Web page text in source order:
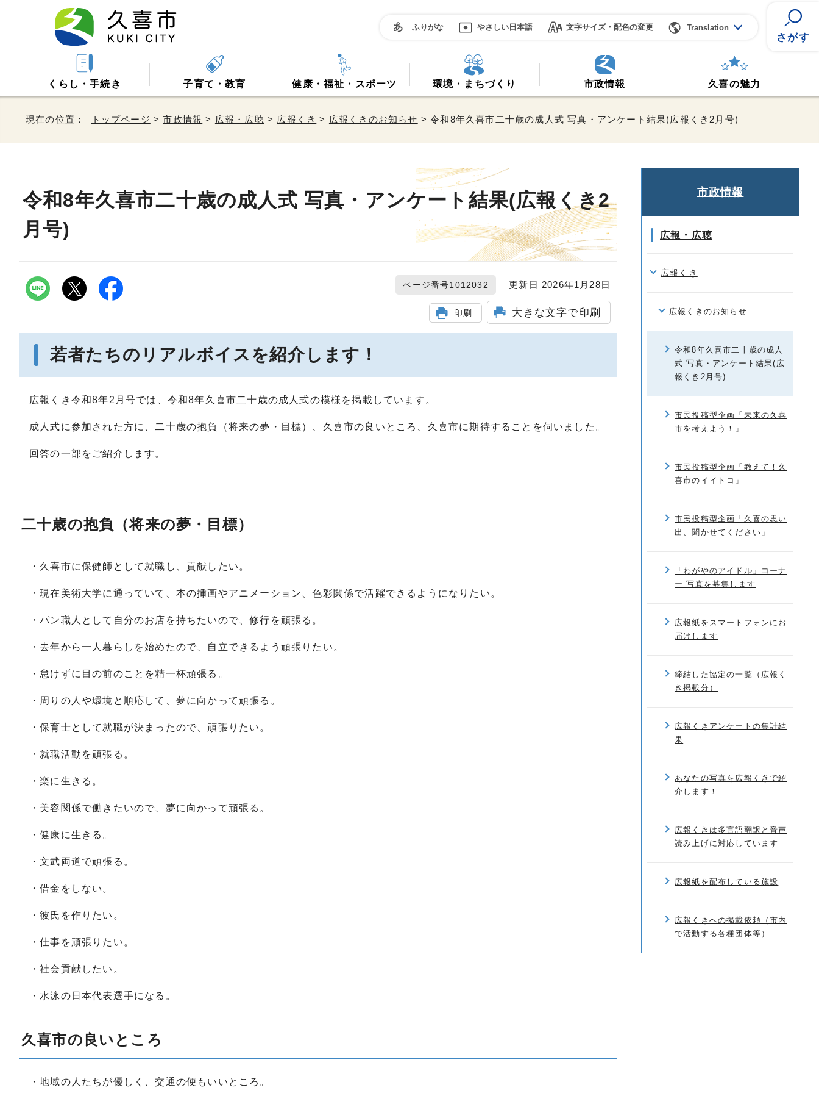
ふりがな やさしい日本語 文字サイズ・配色の変更 Translation
さがす
くらし・手続き 子育て・教育 健康・福祉・スポーツ 環境・まちづくり 市政情報 久喜の魅力
現在の位置： トップページ >市政情報 > 広報・広聴 > 広報くき > 広報くきのお知らせ > 令和8年久喜市二十歳の成人式 写真・アンケート結果(広報くき2月号)
令和8年久喜市二十歳の成人式 写真・アンケート結果(広報くき2
月号)
ページ番号1012032 更新日 2026年1月28日
印刷 大きな文字で印刷
若者たちのリアルボイスを紹介します！
広報くき令和8年2月号では、令和8年久喜市二十歳の成人式の模様を掲載しています。
成人式に参加された方に、二十歳の抱負（将来の夢・目標）、久喜市の良いところ、久喜市に期待することを伺いました。
回答の一部をご紹介します。
二十歳の抱負（将来の夢・目標）
・久喜市に保健師として就職し、貢献したい。
・現在美術大学に通っていて、本の挿画やアニメーション、色彩関係で活躍できるようになりたい。
・パン職人として自分のお店を持ちたいので、修行を頑張る。
・去年から一人暮らしを始めたので、自立できるよう頑張りたい。
・怠けずに目の前のことを精一杯頑張る。
・周りの人や環境と順応して、夢に向かって頑張る。
・保育士として就職が決まったので、頑張りたい。
・就職活動を頑張る。
・楽に生きる。
・美容関係で働きたいので、夢に向かって頑張る。
・健康に生きる。
・文武両道で頑張る。
・借金をしない。
・彼氏を作りたい。
・仕事を頑張りたい。
・社会貢献したい。
・水泳の日本代表選手になる。
久喜市の良いところ
・地域の人たちが優しく、交通の便もいいところ。
市政情報
広報・広聴
広報くき
広報くきのお知らせ
令和8年久喜市二十歳の成人
式 写真・アンケート結果(広
報くき2月号)
市民投稿型企画「未来の久喜
市を考えよう！」
市民投稿型企画「教えて！久
喜市のイイトコ」
市民投稿型企画「久喜の思い
出、聞かせてください」
「わがやのアイドル」コーナ
ー 写真を募集します
広報紙をスマートフォンにお
届けします
締結した協定の一覧（広報く
き掲載分）
広報くきアンケートの集計結
果
あなたの写真を広報くきで紹
介します！
広報くきは多言語翻訳と音声
読み上げに対応しています
広報紙を配布している施設
広報くきへの掲載依頼（市内
で活動する各種団体等）